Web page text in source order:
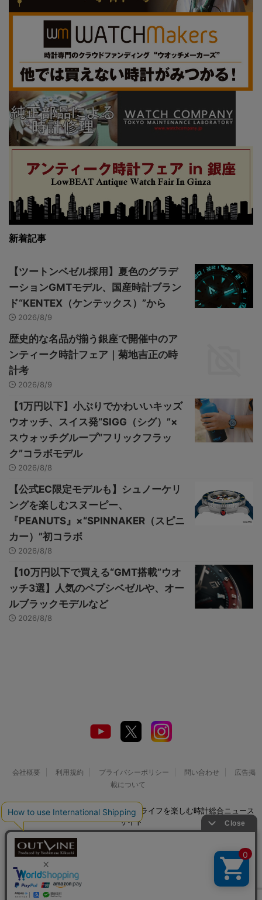
新着記事
【ツートンベゼル採用】夏色のグラデ
ーションGMTモデル、国産時計ブラン
ド“KENTEX（ケンテックス）”から
2026/8/9
歴史的な名品が揃う銀座で開催中のア
ンティーク時計フェア｜菊地吉正の時
計考
2026/8/9
【1万円以下】小ぶりでかわいいキッズ
ウオッチ、スイス発“SIGG（シグ）”×
スウォッチグループ“フリックフラッ
ク”コラボモデル
2026/8/8
【公式EC限定モデルも】シュノーケリ
ングを楽しむスヌーピー、
『PEANUTS』×“SPINNAKER（スピニ
カー）”初コラボ
2026/8/8
【10万円以下で買える“GMT搭載”ウオ
ッチ3選】人気のペプシベゼルや、オー
ルブラックモデルなど
2026/8/8
会社概要 利用規約 プライバシーポリシー 問い合わせ
広告掲
載について
© 2026 Watch LIFE NEWS｜ウオッチライフを楽しむ時計総合ニュース
サイト